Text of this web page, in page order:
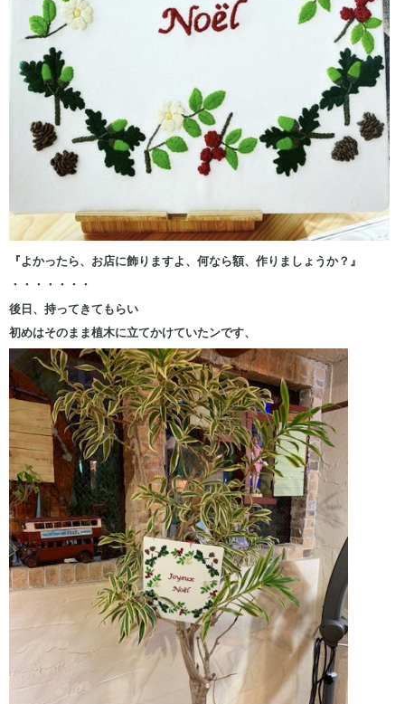
『よかったら、お店に飾りますよ、何なら額、作りましょうか？』
・・・・・・・
後日、持ってきてもらい
初めはそのまま植木に立てかけていたンです、